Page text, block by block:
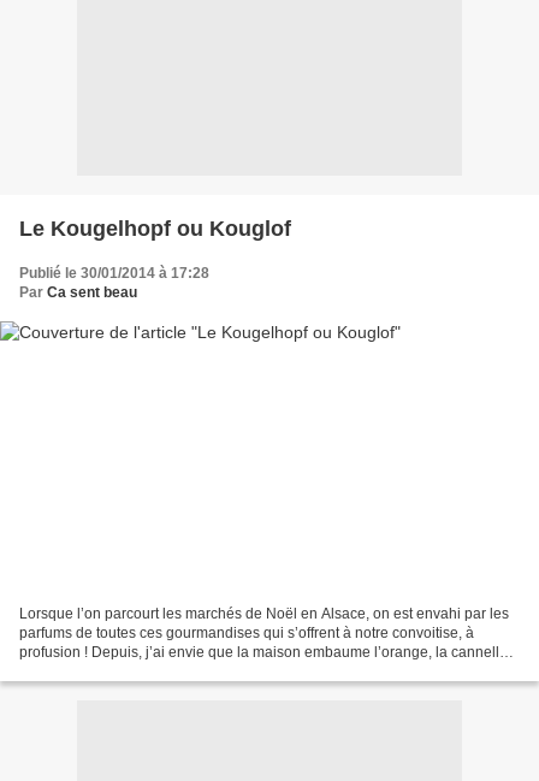
Le Kougelhopf ou Kouglof
Publié le 30/01/2014 à 17:28
Par Ca sent beau
Lorsque l’on parcourt les marchés de Noël en Alsace, on est envahi par les
parfums de toutes ces gourmandises qui s’offrent à notre convoitise, à
profusion ! Depuis, j’ai envie que la maison embaume l’orange, la cannelle,